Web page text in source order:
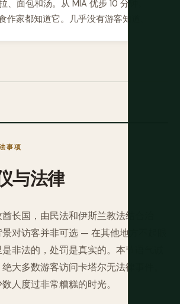
、面包和汤。从 MIA 优步 10 分钟。
作家都知道它。几乎没有游客知道。
事项
与法律
长国，由民法和伊斯兰教法结合治
对访客并非可选 — 在其他地方不起眼
非法的，处罚是真实的。本节语气诚
大多数游客访问卡塔尔无法律事件。
人度过非常糟糕的时光。